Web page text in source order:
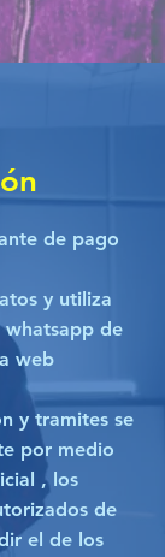
de pago
y utiliza
whatsapp de
web
y tramites se
por medio
, los
de
el de los